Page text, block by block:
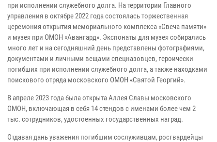
при исполнении служебного долга. На территории Главного
управления в октябре 2022 года состоялась торжественная
церемония открытия мемориального комплекса «Свеча памяти»
и музея при ОМОН «Авангард». Экспонаты для музея собирались
много лет и на сегодняшний день представлены фотографиями,
документами и личными вещами спецназовцев, героически
погибших при исполнении служебного долга, а также находками
поискового отряда московского ОМОН «Святой Георгий».
В апреле 2023 года была открыта Аллея Славы московского
ОМОН, включающая в себя 14 стендов с именами более чем 2
тыс. сотрудников, удостоенных государственных наград.
Отдавая дань уважения погибшим сослуживцам, росгвардейцы